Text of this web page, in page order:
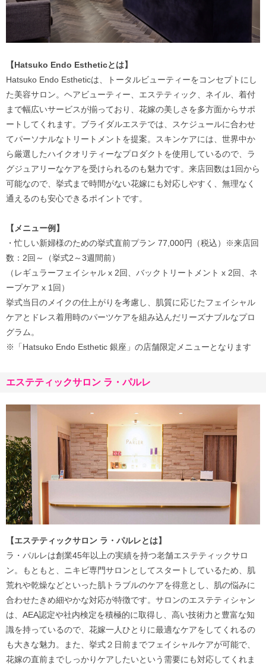
【Hatsuko Endo Estheticとは】
Hatsuko Endo Estheticは、トータルビューティーをコンセプトにし
た美容サロン。ヘアビューティー、エステティック、ネイル、着付
まで幅広いサービスが揃っており、花嫁の美しさを多方面からサポ
ートしてくれます。ブライダルエステでは、スケジュールに合わせ
てパーソナルなトリートメントを提案。スキンケアには、世界中か
ら厳選したハイクオリティーなプロダクトを使用しているので、ラ
グジュアリーなケアを受けられるのも魅力です。来店回数は1回から
可能なので、挙式まで時間がない花嫁にも対応しやすく、無理なく
通えるのも安心できるポイントです。
【メニュー例】
・忙しい新婦様のための挙式直前プラン 77,000円（税込）※来店回
数：2回～（挙式2～3週間前）
（レギュラーフェイシャル x 2回、バックトリートメント x 2回、ネ
ープケア x 1回）
挙式当日のメイクの仕上がりを考慮し、肌質に応じたフェイシャル
ケアとドレス着用時のパーツケアを組み込んだリーズナブルなプロ
グラム。
※「Hatsuko Endo Esthetic 銀座」の店舗限定メニューとなります
エステティックサロン ラ・パルレ
【エステティックサロン ラ・パルレとは】
ラ・パルレは創業45年以上の実績を持つ老舗エステティックサロ
ン。もともと、ニキビ専門サロンとしてスタートしているため、肌
荒れや乾燥などといった肌トラブルのケアを得意とし、肌の悩みに
合わせたきめ細やかな対応が特徴です。サロンのエステティシャン
は、AEA認定や社内検定を積極的に取得し、高い技術力と豊富な知
識を持っているので、花嫁一人ひとりに最適なケアをしてくれるの
も大きな魅力。また、挙式２日前までフェイシャルケアが可能で、
花嫁の直前までしっかりケアしたいという需要にも対応してくれま